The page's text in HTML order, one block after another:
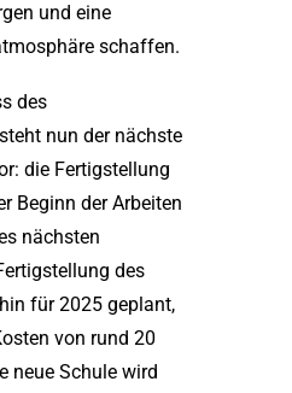
und eine
schaffen.
des
nun der nächste
die Fertigstellung
Beginn der Arbeiten
nächsten
des
für 2025 geplant,
von rund 20
neue Schule wird